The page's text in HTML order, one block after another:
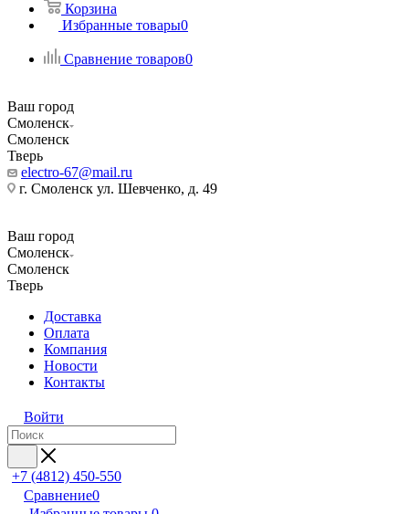
Корзина
Избранные товары0
Сравнение товаров0
Ваш город
Смоленск
Смоленск
Тверь
electro-67@mail.ru
г. Смоленск ул. Шевченко, д. 49
Ваш город
Смоленск
Смоленск
Тверь
Доставка
Оплата
Компания
Новости
Контакты
Войти
+7 (4812) 450-550
Сравнение0